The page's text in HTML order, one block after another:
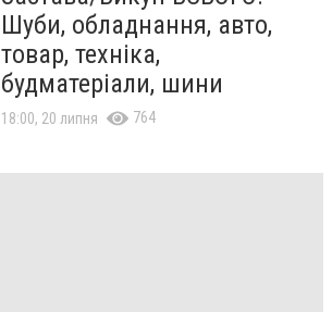
Шуби, обладнання, авто,
товар, техніка,
будматеріали, шини
18:00, 20 липня 764